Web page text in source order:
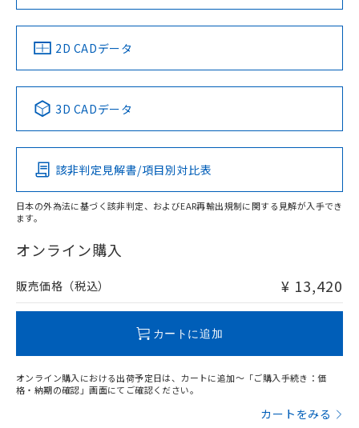
以上、n: 90mm以上
中国 RoHS 注意事項・凡例
Pb Hg Cd Cr(VI)
O
在庫等で未対応品が混在する可能性があります。
問い合わせください。
LR型式承認
（イギリス
船舶規格）
DNV型式承認
（ノルウェー
BV型式承認
（フランス
KR型式
（韓国
No No No No
この製品の規格認証/適合状況ページへ
その他の認証はこちらのページからご検索ください
2D CADデータ
3D CADデータ
該非判定見解書/項目別対比表
日本の外為法に基づく該非判定、およびEAR再輸出規制に関する見解が入手でき
ます。
オンライン購入
販売価格（税込） ¥ 13,420
カートに追加
オンライン購入における出荷予定日は、カートに追加～「ご購入手続き：価
格・納期の確認」画面にてご確認ください。
カートをみる